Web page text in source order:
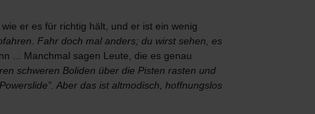
er es für richtig hält, und er ist ein wenig
Fahr doch mal anders; du wirst sehen, es
... Manchmal sagen Leute, die es genau
schweren Boliden über die Pisten rasten und
Aber das ist altmodisch, hoffnungslos